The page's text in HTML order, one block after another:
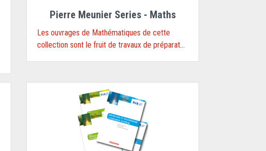
Pierre Meunier Series - Maths
Les ouvrages de Mathématiques de cette
collection sont le fruit de travaux de préparat...